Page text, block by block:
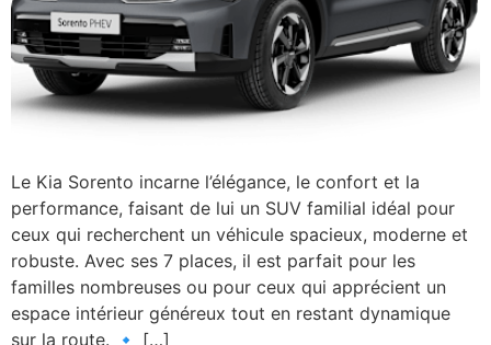
Le Kia Sorento incarne l’élégance, le confort et la
performance, faisant de lui un SUV familial idéal pour
ceux qui recherchent un véhicule spacieux, moderne et
robuste. Avec ses 7 places, il est parfait pour les
familles nombreuses ou pour ceux qui apprécient un
espace intérieur généreux tout en restant dynamique
sur la route. 🔹 […]